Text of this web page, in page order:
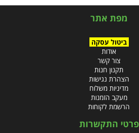
מפת אתר
ביטול עסקה
אודות
צור קשר
תקנון חנות
הצהרת נגישות
מדיניות משלוח
מעקב הזמנות
הרשמת לקוחות
פרטי התקשרות